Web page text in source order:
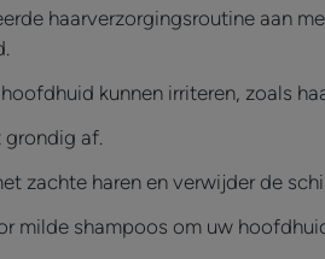
haarverzorgingsroutine aan
kunnen irriteren, zoals
grondig af.
zachte haren en verwijder de
milde shampoos om uw